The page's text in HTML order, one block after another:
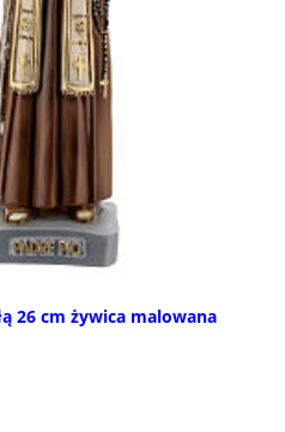
26 cm żywica malowana